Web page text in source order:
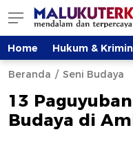
Home Hukum &
Beranda Seni Budaya
13
Budaya di